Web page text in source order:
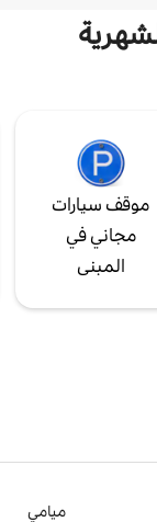
موقف سيارات
مجاني في
المبنى
ميامي